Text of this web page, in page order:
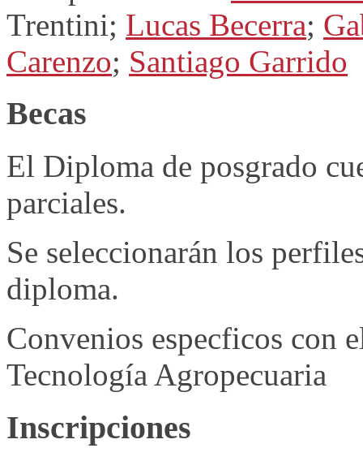
Trentini; Lucas Becerra;
Carenzo; Santiago Garrido
Becas
El Diploma de posgrado
parciales.
Se seleccionarán los
diploma.
Convenios especficos con
Tecnología Agropecuaria
Inscripciones